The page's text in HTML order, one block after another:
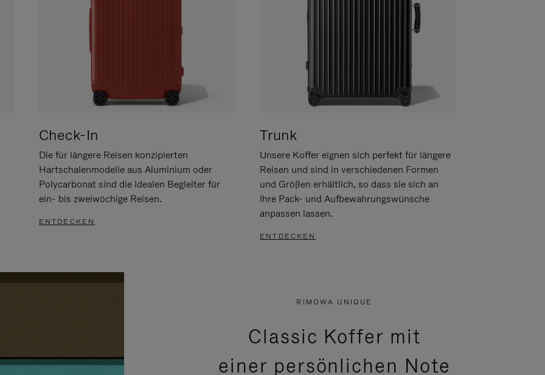
Check-In
Die für längere Reisen konzipierten
Hartschalenmodelle aus Aluminium oder
Polycarbonat sind die idealen Begleiter für
ein- bis zweiwöchige Reisen.
ENTDECKEN
Trunk
Unsere Koffer eignen sich perfekt für längere
Reisen und sind in verschiedenen Formen
und Größen erhältlich, so dass sie sich an
Ihre Pack- und Aufbewahrungswünsche
anpassen lassen.
ENTDECKEN
RIMOWA UNIQUE
Classic Koffer mit
einer persönlichen Note